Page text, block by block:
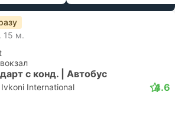
15 м.
с конд. | Автобус
Ivkoni International 4.6